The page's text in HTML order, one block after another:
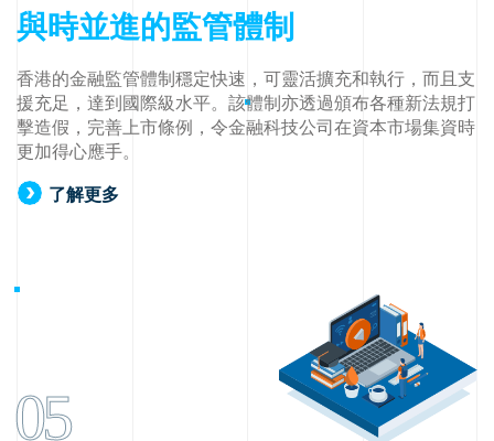
與時並進的監管體制
香港的金融監管體制穩定快速，可靈活擴充和執行，而且支
援充足，達到國際級水平。該體制亦透過頒布各種新法規打
擊造假，完善上市條例，令金融科技公司在資本市場集資時
更加得心應手。
了解更多
05